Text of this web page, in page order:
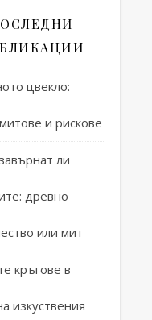
цвекло:
и рискове
ли
древно
или мит
кръгове в
изкуствения